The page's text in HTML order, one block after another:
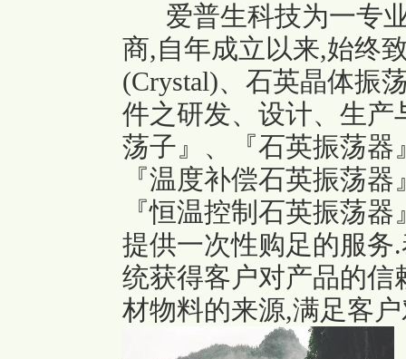
爱普生科技为一专
商,自年成立以来,始终
(Crystal)、石英晶体振
件之研发、设计、生产
荡子』、『石英振荡
『温度补偿石英振荡
『恒温控制石英振荡
提供一次性购足的服
统获得客户对产品的
材物料的来源,满足客